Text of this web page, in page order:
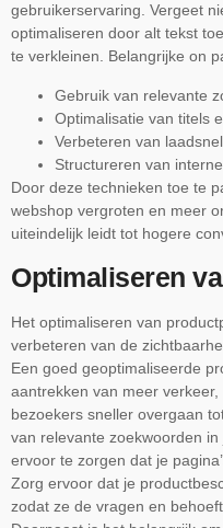
gebruikerservaring. Vergeet
optimaliseren door alt tekst
te verkleinen. Belangrijke on
Gebruik van relevante
Optimalisatie van titels
Verbeteren van
Structureren van
Door deze technieken toe te
webshop vergroten en meer
uiteindelijk leidt tot hogere
Optimaliseren
Het optimaliseren van
verbeteren van de
Een goed geoptimaliseerde
aantrekken van meer
bezoekers sneller overgaan
van relevante zoekwoorden
ervoor te zorgen dat je
Zorg ervoor dat je
zodat ze de vragen en